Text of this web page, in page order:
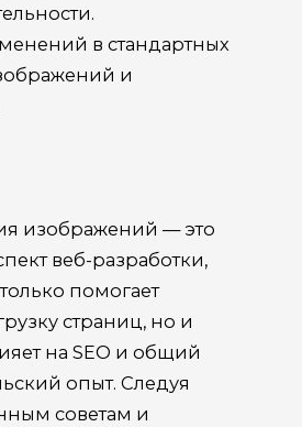
в стандартных
и
изображений — это
веб-разработки,
помогает
страниц, но и
на SEO и общий
опыт. Следуя
советам и